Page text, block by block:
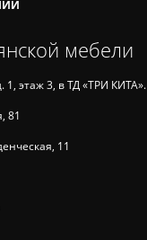
мебели
1, этаж 3, в ТД «ТРИ КИТА».
81
11